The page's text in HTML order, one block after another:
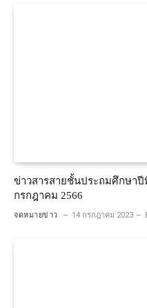
ข่าวสารสายชั้นประถมศึกษา
กรกฎาคม 2566
จดหมายข่าว 14 กรกฎาคม 2023